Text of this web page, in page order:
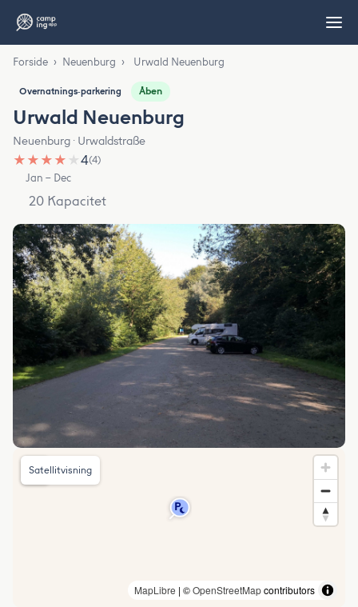
Forside › Neuenburg › Urwald Neuenburg
Overnatnings‑parkering Åben
Urwald Neuenburg
Neuenburg · Urwaldstraße
★ ★ ★ ★ ★4(4)
Jan – Dec
20 Kapacitet
MapLibre | ©OpenStreetMapcontributors
Satellitvisning